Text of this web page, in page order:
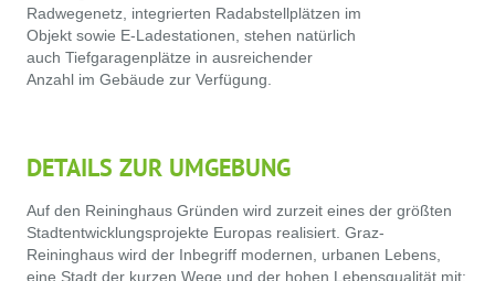
Radwegenetz, integrierten Radabstellplätzen im
Objekt sowie E-Ladestationen, stehen natürlich
auch Tiefgaragenplätze in ausreichender
Anzahl im Gebäude zur Verfügung.
DETAILS ZUR UMGEBUNG
Auf den Reininghaus Gründen wird zurzeit eines der größten
Stadtentwicklungsprojekte Europas realisiert. Graz-
Reininghaus wird der Inbegriff modernen, urbanen Lebens,
eine Stadt der kurzen Wege und der hohen Lebensqualität mit: